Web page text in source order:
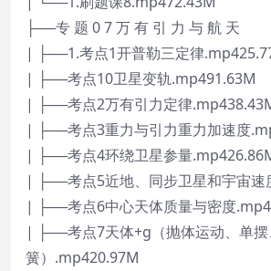
├──专 题 0 7 万 有 引 力 与 航 天
| ├──1.考点1开普勒三定律
| ├──考点10卫星变轨.mp491.63M
| ├──考点2万有引力定律
| ├──考点3重力与引力重力加速度
| ├──考点4环绕卫星参量
| ├──考点5近地、同步卫星和宇宙速
| ├──考点6中心天体质量与密度
| ├──考点7天体+g（抛体运动、单
簧）.mp420.97M